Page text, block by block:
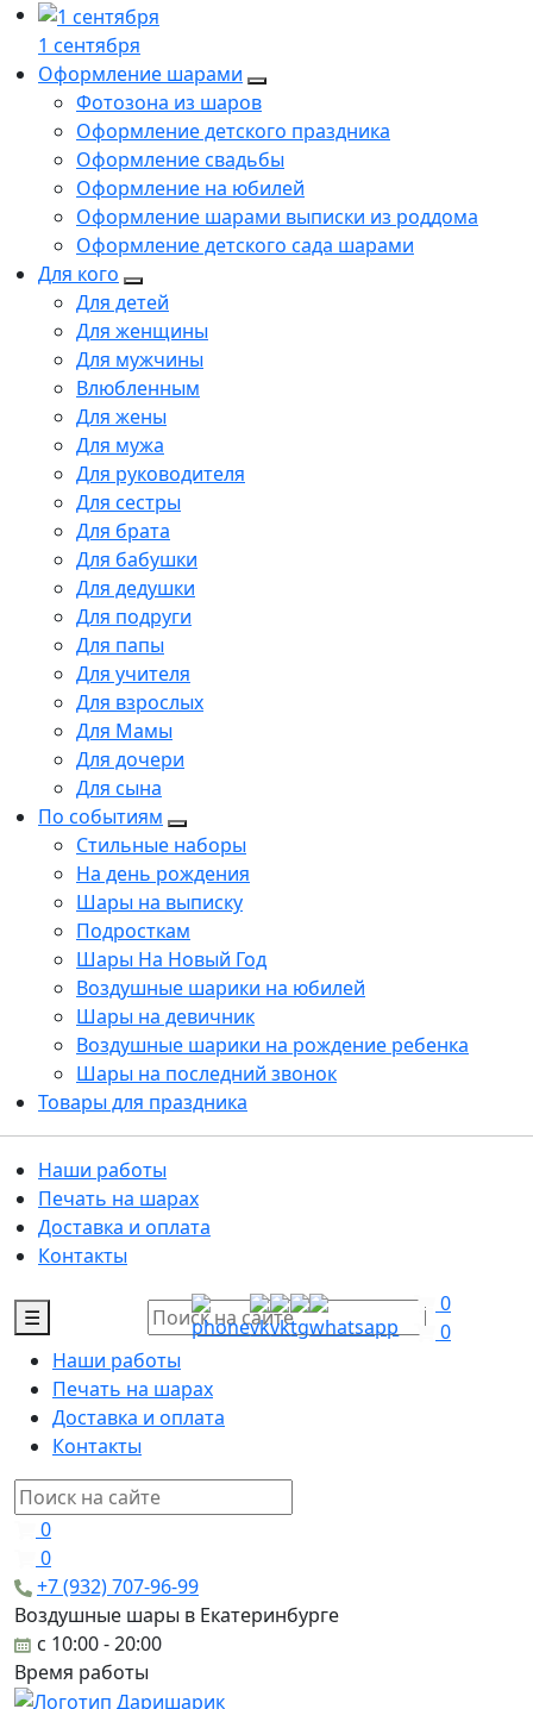
1 сентября
Оформление шарами
Фотозона из шаров
Оформление детского праздника
Оформление свадьбы
Оформление на юбилей
Оформление шарами выписки из роддома
Оформление детского сада шарами
Для кого
Для детей
Для женщины
Для мужчины
Влюбленным
Для жены
Для мужа
Для руководителя
Для сестры
Для брата
Для бабушки
Для дедушки
Для подруги
Для папы
Для учителя
Для взрослых
Для Мамы
Для дочери
Для сына
По событиям
Стильные наборы
На день рождения
Шары на выписку
Подросткам
Шары На Новый Год
Воздушные шарики на юбилей
Шары на девичник
Воздушные шарики на рождение ребенка
Шары на последний звонок
Товары для праздника
Наши работы
Печать на шарах
Доставка и оплата
Контакты
☰
0
0
Наши работы
Печать на шарах
Доставка и оплата
Контакты
0
0
+7 (932) 707-96-99
Воздушные шары в Екатеринбурге
c 10:00 - 20:00
Время работы